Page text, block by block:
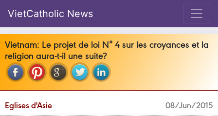
VietCatholic News
Vietnam: Le projet de loi N° 4 sur les croyances et la
religion aura-t-il une suite?
Eglises d'Asie 08/Jun/2015